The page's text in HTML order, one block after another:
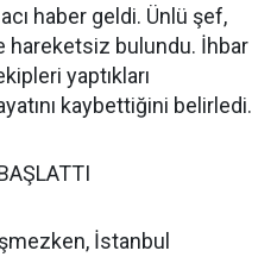
haber geldi. Ünlü şef,
hareketsiz bulundu. İhbar
yaptıkları
kaybettiğini belirledi.
İstanbul